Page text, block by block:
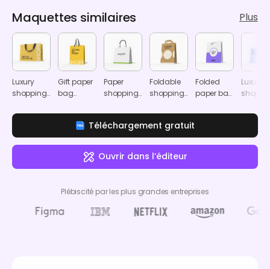
Maquettes similaires Plus
Luxury
shopping
mockup
Gift paper
bag
Paper
shopping
mockup
Foldable
shopping
mockup
Folded
paper bag
Luxury
Téléchargement gratuit
Ouvrir dans l’éditeur
Plébiscité par les plus grandes entreprises